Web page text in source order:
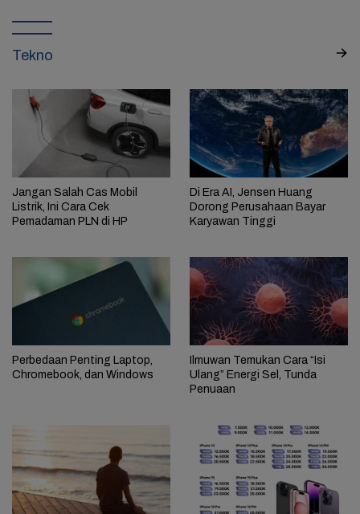
Tekno
Jangan Salah Cas Mobil
Listrik, Ini Cara Cek
Pemadaman PLN di HP
Di Era AI, Jensen Huang
Dorong Perusahaan Bayar
Karyawan Tinggi
Perbedaan Penting Laptop,
Chromebook, dan Windows
Ilmuwan Temukan Cara “Isi
Ulang” Energi Sel, Tunda
Penuaan